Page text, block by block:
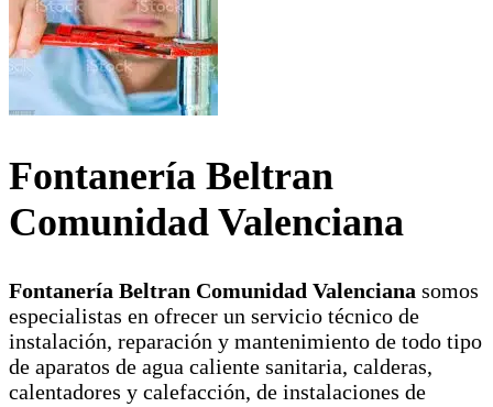
Fontanería Beltran
Comunidad Valenciana
Fontanería Beltran Comunidad Valenciana somos
especialistas en ofrecer un servicio técnico de
instalación, reparación y mantenimiento de todo tipo
de aparatos de agua caliente sanitaria, calderas,
calentadores y calefacción, de instalaciones de